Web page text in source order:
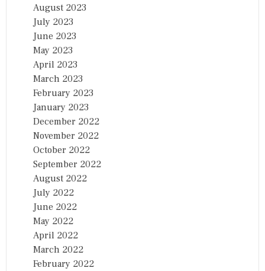
August 2023
July 2023
June 2023
May 2023
April 2023
March 2023
February 2023
January 2023
December 2022
November 2022
October 2022
September 2022
August 2022
July 2022
June 2022
May 2022
April 2022
March 2022
February 2022